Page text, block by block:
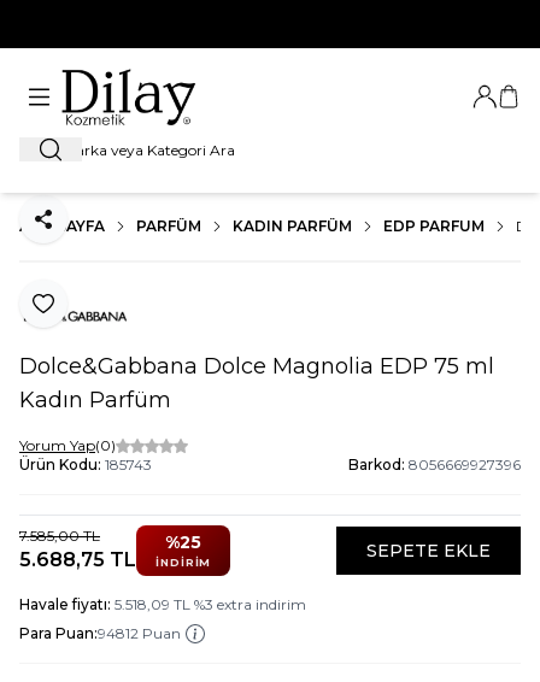
Ara
Giriş
ANA SAYFA PARFÜM KADIN PARFÜM EDP PARFUM
Favoriye Ekle
Paylaş
Dolce&Gabbana Dolce Magnolia EDP 75 ml
Kadın Parfüm
Yorum Yap(0)
Ürün Kodu: 185743 Barkod: 8056669927396
7.585,00TL
5.688,75 TL
%25
İNDIRIM
SEPETE EKLE
Havale fiyatı: 5.518,09 TL %3 extra indirim
Para Puan:94812 Puan